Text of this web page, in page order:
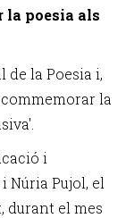
la poesia als
de la Poesia i,
la
i
Núria Pujol, el
durant el mes